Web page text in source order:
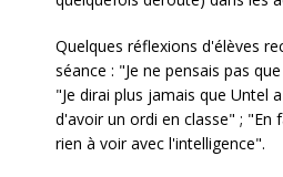
Quelques réflexions d'élèves
séance : "Je ne pensais pas
"Je dirai plus jamais que Untel
d'avoir un ordi en classe" ; "En
rien à voir avec l'intelligence".